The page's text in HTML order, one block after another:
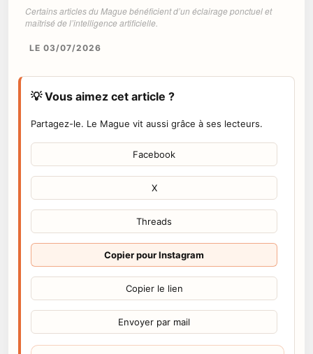
Certains articles du Mague bénéficient d’un éclairage ponctuel et
maîtrisé de l’intelligence artificielle.
LE 03/07/2026
💡 Vous aimez cet article ?
Partagez-le. Le Mague vit aussi grâce à ses lecteurs.
Facebook
X
Threads
Copier pour Instagram
Copier le lien
Envoyer par mail